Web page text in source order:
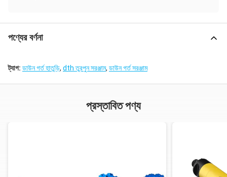
পণ্যের বর্ণনা
ট্যাগ: ডাউন গর্ত হাতুড়ি, dth তুরপুন সরঞ্জাম, ডাউন গর্ত সরঞ্জাম
প্রস্তাবিত পণ্য